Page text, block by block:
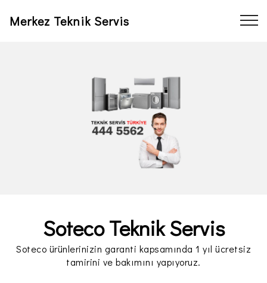
Merkez Teknik Servis
Soteco Teknik Servis
Soteco ürünlerinizin garanti kapsamında 1 yıl ücretsiz
tamirini ve bakımını yapıyoruz.